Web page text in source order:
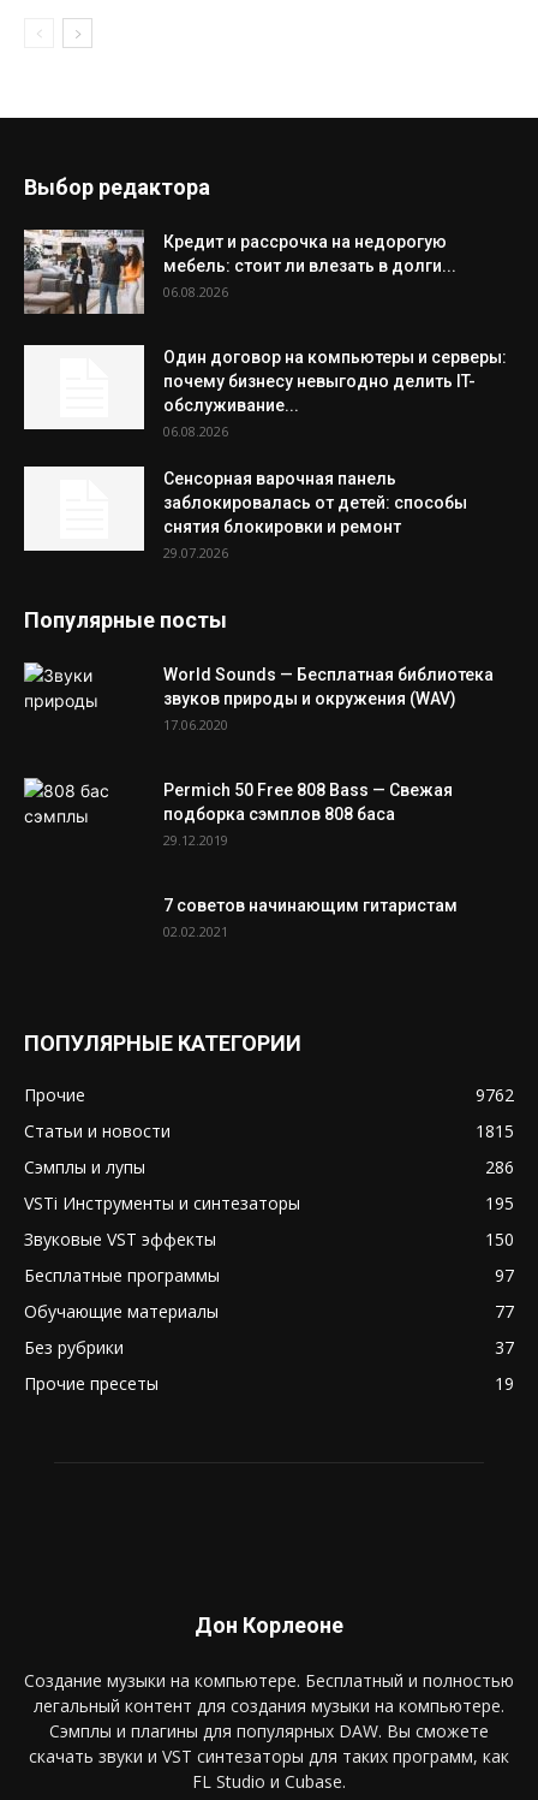
Выбор редактора
Кредит и рассрочка на недорогую
мебель: стоит ли влезать в долги...
06.08.2026
Один договор на компьютеры и серверы:
почему бизнесу невыгодно делить IT-
обслуживание...
06.08.2026
Сенсорная варочная панель
заблокировалась от детей: способы
снятия блокировки и ремонт
29.07.2026
Популярные посты
World Sounds — Бесплатная библиотека
звуков природы и окружения (WAV)
17.06.2020
Permich 50 Free 808 Bass — Свежая
подборка сэмплов 808 баса
29.12.2019
7 советов начинающим гитаристам
02.02.2021
ПОПУЛЯРНЫЕ КАТЕГОРИИ
Прочие
9762
Статьи и новости
1815
Сэмплы и лупы
286
VSTi Инструменты и синтезаторы
195
Звуковые VST эффекты
150
Бесплатные программы
97
Обучающие материалы
77
Без рубрики
37
Прочие пресеты
19
Дон Корлеоне
Создание музыки на компьютере. Бесплатный и полностью
легальный контент для создания музыки на компьютере.
Сэмплы и плагины для популярных DAW. Вы сможете
скачать звуки и VST синтезаторы для таких программ, как
FL Studio и Cubase.